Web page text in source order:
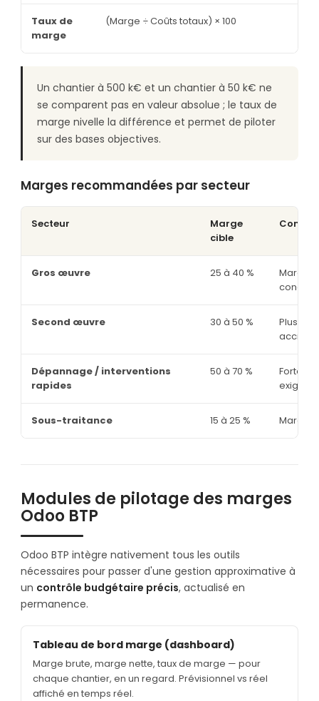
Taux de
marge
(Marge ÷ Coûts totaux) × 100
Un chantier à 500 k€ et un chantier à 50 k€ ne
se comparent pas en valeur absolue ; le taux de
marge nivelle la différence et permet de piloter
sur des bases objectives.
Marges recommandées par secteur
Secteur
Marge
cible
Gros œuvre 25 à 40 %
Marges
Second œuvre 30 à 50 %
Plus de
accrue
Dépannage / interventions
rapides
50 à 70 %
Forte
exigée
Sous-traitance 15 à 25 % Marges
Modules de pilotage des marges
Odoo BTP
Odoo BTP intègre nativement tous les outils
nécessaires pour passer d'une gestion approximative à
un contrôle budgétaire précis, actualisé en
permanence.
Tableau de bord marge (dashboard)
Marge brute, marge nette, taux de marge — pour
chaque chantier, en un regard. Prévisionnel vs réel
affiché en temps réel.